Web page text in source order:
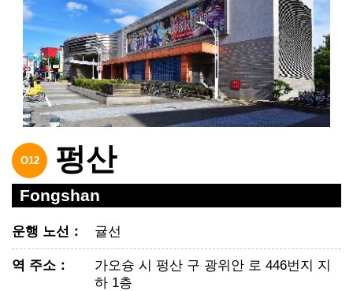
O12 펑산
Fongshan
운행 노선 ： 귤선
역 주소 ：
가오슝 시 펑산 구 광위안 로 446번지 지
하 1층